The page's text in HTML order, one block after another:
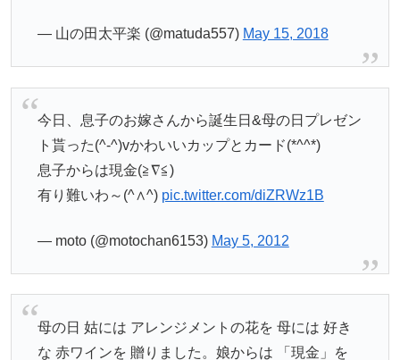
— 山の田太平楽 (@matuda557) May 15, 2018
今日、息子のお嫁さんから誕生日&母の日プレゼン
ト貰った(^-^)vかわいいカップとカード(*^^*)
息子からは現金(≧∇≦)
有り難いわ～(^∧^) pic.twitter.com/diZRWz1B
— moto (@motochan6153) May 5, 2012
母の日 姑には アレンジメントの花を 母には 好き
な 赤ワインを 贈りました。娘からは 「現金」を